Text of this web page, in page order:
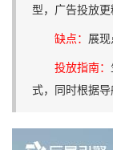
型，广告投放更
缺点： 展
投放指南：
式，同时根据